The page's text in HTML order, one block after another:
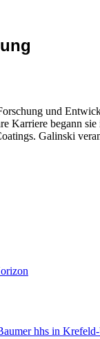
und
Karriere begann
Galinski